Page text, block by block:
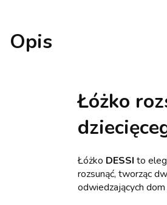
Opis
Łóżko
Łóżko DESSI to
rozsunąć, tworząc
odwiedzających